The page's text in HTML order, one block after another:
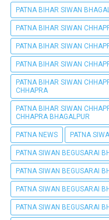
PATNA BIHAR SIWAN
PATNA BIHAR SIWAN
PATNA BIHAR SIWAN
PATNA BIHAR SIWAN
PATNA BIHAR SIWAN
CHHAPRA
PATNA BIHAR SIWAN
CHHAPRA BHAGALPUR
PATNA NEWS PATNA
PATNA SIWAN BEGUSARAI
PATNA SIWAN BEGUSARAI
PATNA SIWAN BEGUSARAI
PATNA SIWAN BEGUSARAI